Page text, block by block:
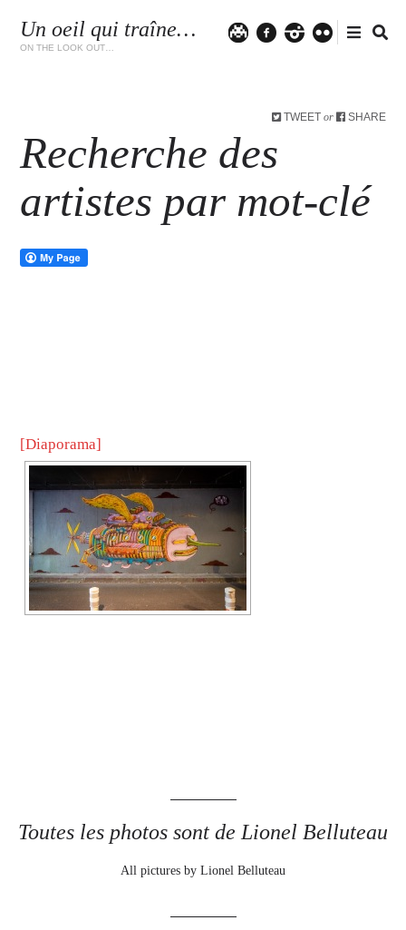
Un oeil qui traîne…
ON THE LOOK OUT…
TWEET or SHARE
Recherche des
artistes par mot-clé
[Diaporama]
Toutes les photos sont de Lionel Belluteau
All pictures by Lionel Belluteau